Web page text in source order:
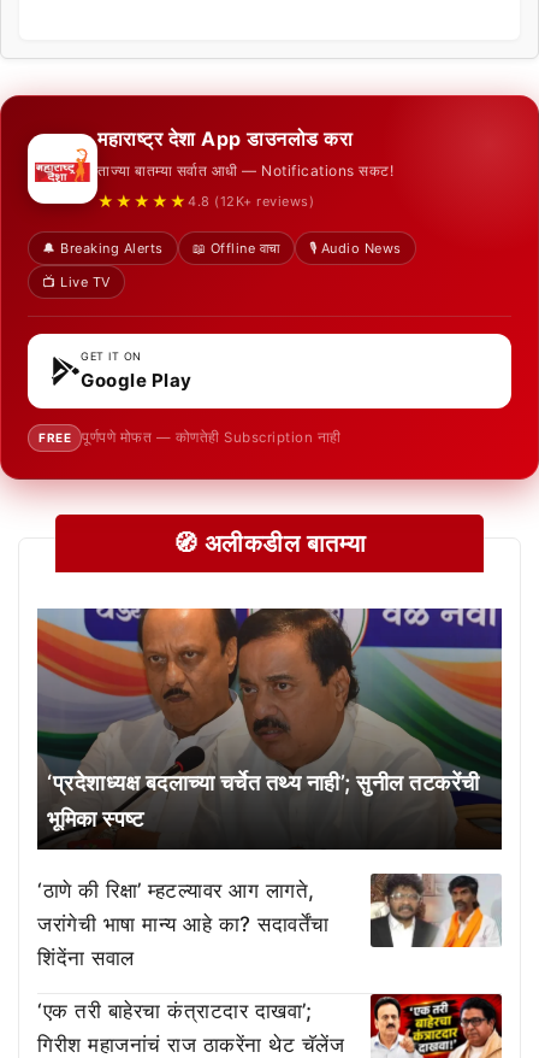
महाराष्ट्र देशा App डाउनलोड करा
ताज्या बातम्या सर्वात आधी — Notifications सकट!
★★★★★ 4.8 (12K+ reviews)
🔔 Breaking Alerts 📖 Offline वाचा
🎙️ Audio News
📺 Live TV
GET IT ON
Google Play
FREE पूर्णपणे मोफत — कोणतेही Subscription नाही
🧭 अलीकडील बातम्या
‘प्रदेशाध्यक्ष बदलाच्या चर्चेत तथ्य नाही’; सुनील तटकरेंची
भूमिका स्पष्ट
‘ठाणे की रिक्षा’ म्हटल्यावर आग लागते,
जरांगेची भाषा मान्य आहे का? सदावर्तेंचा
शिंदेंना सवाल
‘एक तरी बाहेरचा कंत्राटदार दाखवा’;
गिरीश महाजनांचं राज ठाकरेंना थेट चॅलेंज